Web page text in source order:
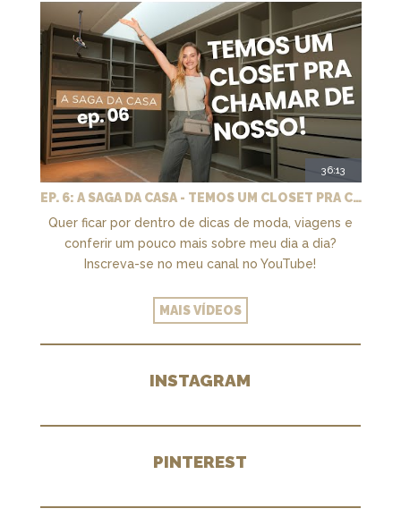
36:13
EP. 6: A SAGA DA CASA - TEMOS UM CLOSET PRA CHAMAR DE NOSSO + MARCENARIA E PAISAGISMO
Quer ficar por dentro de dicas de moda, viagens e
conferir um pouco mais sobre meu dia a dia?
Inscreva-se no meu canal no YouTube!
MAIS VÍDEOS
INSTAGRAM
PINTEREST